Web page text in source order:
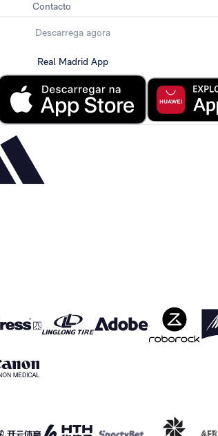
Contacto
Descarrega agora
Real Madrid App